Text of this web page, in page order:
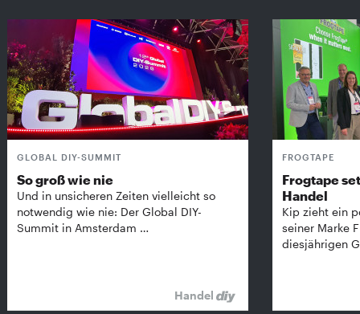
GLOBAL DIY-SUMMIT
So groß wie nie
Und in unsicheren Zeiten vielleicht so
notwendig wie nie: Der Global DIY-
Summit in Amsterdam …
Handel
FROGTAPE
Frogtape
Handel
Kip zieht ein
seiner Marke
diesjährigen